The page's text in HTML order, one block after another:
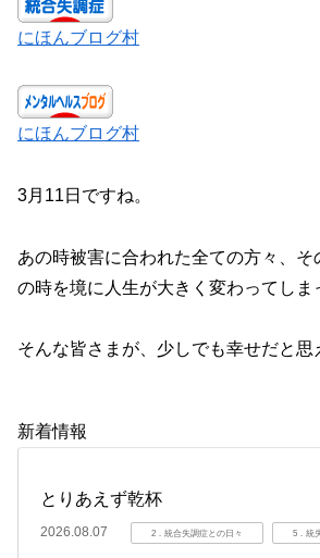
にほんブログ村
にほんブログ村
3月11日ですね。
あの時被害に合われた全ての方々、そ
の時を境に人生が大きく変わってしま
そんな皆さまが、少しでも幸せだと思
新着情報
とりあえず乾杯
2026.08.07 2．統合失調症との日々 5．統